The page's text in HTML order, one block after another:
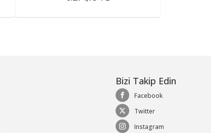
Bizi Takip Edin
Facebook
Twitter
Instagram